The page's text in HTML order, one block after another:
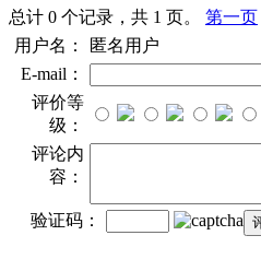
总计 0 个记录，共 1 页。 第一页
用户名：
匿名用户
E-mail：
评价等
级：
评论内
容：
验证码：